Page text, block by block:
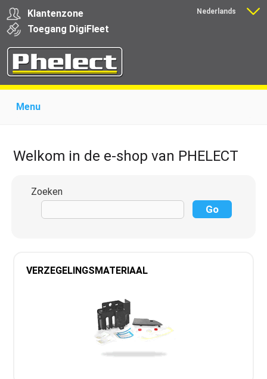
Klantenzone
Toegang DigiFleet
Nederlands
Menu
Producten voor transporteurs
Opleiding
Nieuws
Download
Welkom in de e-shop van PHELECT
Zoeken
VERZEGELINGSMATERIAAL